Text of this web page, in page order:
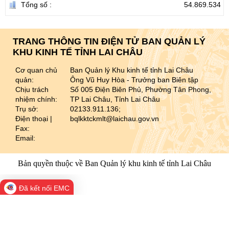
Tổng số : 54.869.534
TRANG THÔNG TIN ĐIỆN TỬ BAN QUẢN LÝ
KHU KINH TẾ TỈNH LAI CHÂU
Cơ quan chủ
quản:
Chịu trách
nhiệm chính:
Trụ sở:
Điện thoại |
Fax:
Email:
Ban Quản lý Khu kinh tế tỉnh Lai Châu
Ông Vũ Huy Hòa - Trưởng ban Biên tập
Số 005 Điện Biên Phủ, Phường Tân Phong,
TP Lai Châu, Tỉnh Lai Châu
02133.911.136;
bqlkktckmlt@laichau.gov.vn
Bản quyền thuộc về Ban Quản lý khu kinh tế tỉnh Lai Châu
Đã kết nối EMC